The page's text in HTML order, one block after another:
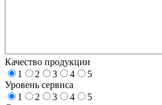
Качество продукции
1
2 3 4
5
Уровень сервиса
1
2 3 4
5